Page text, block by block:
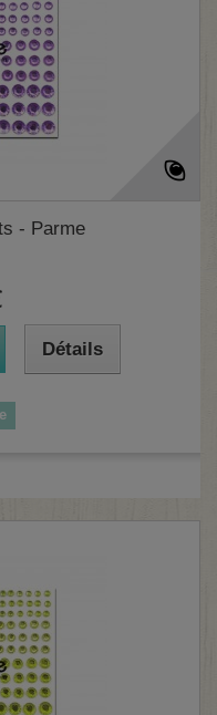
- Parme
Détails